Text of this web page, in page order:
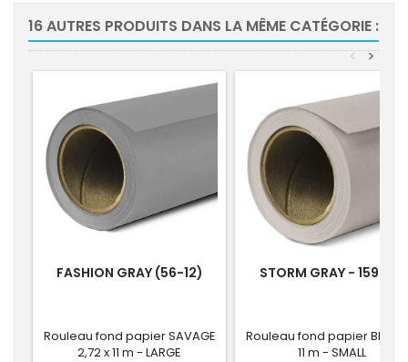
16 AUTRES PRODUITS DANS LA MÊME CATÉGORIE :
>
<
FASHION GRAY (56-12)
Rouleau fond papier SAVAGE
2,72 x 11 m - LARGE
STORM GRAY - 159-A2
Rouleau fond papier BD
11 m - SMALL